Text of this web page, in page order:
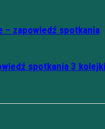
– zapowiedź spotkania
spotkania 3 kolejki